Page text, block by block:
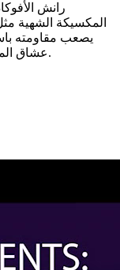
رانش
المكسيكة الشهية
يصعب مقاومته
عشاق المذاق المسكيكي الأصلي من خلال هذه الوصفة.